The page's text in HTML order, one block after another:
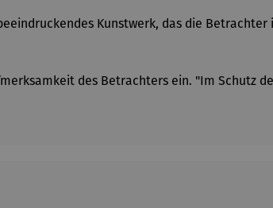
Kunstwerk, das die
des Betrachters ein. "Im Schutz